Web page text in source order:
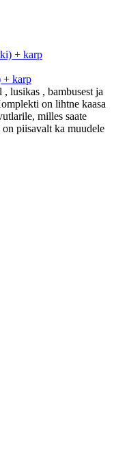
+ karp
lusikas , bambusest ja
on lihtne kaasa
milles saate
piisavalt ka muudele